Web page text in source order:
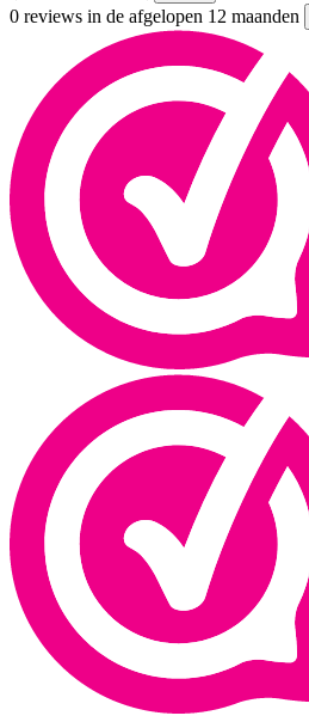
0 reviews in de afgelopen 12 maanden